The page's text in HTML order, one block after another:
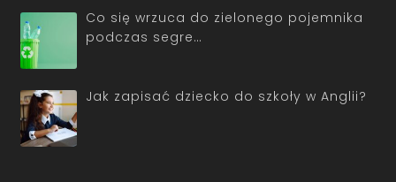
Co się wrzuca do zielonego pojemnika
podczas segre…
Jak zapisać dziecko do szkoły w Anglii?